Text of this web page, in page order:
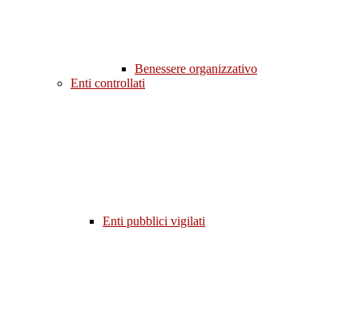
Benessere organizzativo
Enti controllati
Enti pubblici vigilati